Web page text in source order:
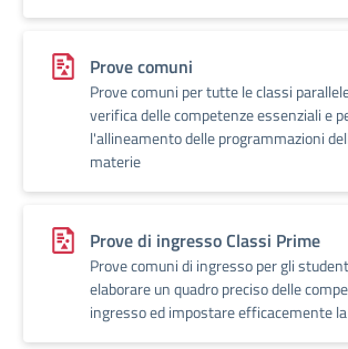
Prove comuni
Prove comuni per tutte le classi
verifica delle competenze essenziali e
l'allineamento delle programmazioni
materie
Prove di ingresso Classi Prime
Prove comuni di ingresso per gli
elaborare un quadro preciso delle
ingresso ed impostare efficacemente